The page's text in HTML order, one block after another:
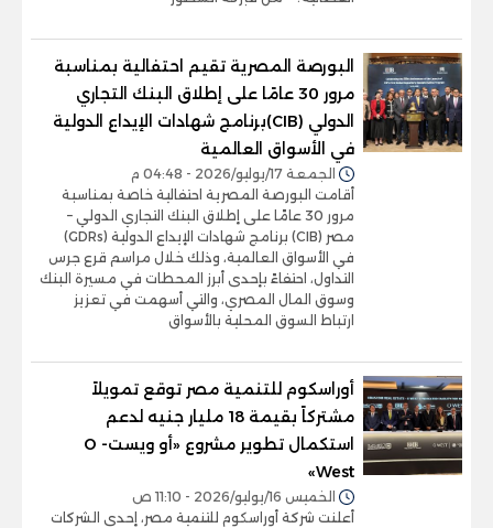
البورصة المصرية تقيم احتفالية بمناسبة
مرور 30 عامًا على إطلاق البنك التجاري
الدولي (CIB)برنامج شهادات الإيداع الدولية
في الأسواق العالمية
الجمعة 17/يوليو/2026 - 04:48 م
أقامت البورصة المصرية احتفالية خاصة بمناسبة
مرور 30 عامًا على إطلاق البنك التجاري الدولي –
مصر (CIB) برنامج شهادات الإيداع الدولية (GDRs)
في الأسواق العالمية، وذلك خلال مراسم قرع جرس
التداول، احتفاءً بإحدى أبرز المحطات في مسيرة البنك
وسوق المال المصري، والتي أسهمت في تعزيز
ارتباط السوق المحلية بالأسواق
أوراسكوم للتنمية مصر توقع تمويلاً
مشتركاً بقيمة 18 مليار جنيه لدعم
استكمال تطوير مشروع «أو ويست- O
West»
الخميس 16/يوليو/2026 - 11:10 ص
أعلنت شركة أوراسكوم للتنمية مصر، إحدى الشركات